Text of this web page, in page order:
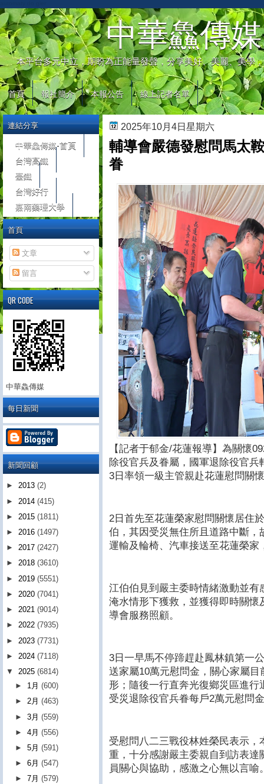
中華鱻傳媒
本平台多元中立，期盼為正能量發聲，分享美好、美麗、美學
首頁 報社簡介 本報公告 線上記者名單
2025年10月4日星期六
輔導會嚴德發慰問馬太
眷
【記者于郁金/花蓮報導】為關懷
除役官兵及眷屬，國軍退除役官
3日率領一級主管親赴花蓮慰問關
2日首先至花蓮榮家慰問關懷居住
伯，其因受災無住所且道路中斷
運輸及輪椅、汽車接送至花蓮榮家
江伯伯見到嚴主委時情緒激動並
淹水情形下獲救，並獲得即時關
導會服務照顧。
3日一早馬不停蹄趕赴鳳林鎮第一
送家屬10萬元慰問金，關心家屬
形；隨後一行直奔光復鄉災區進
受災退除役官兵眷每戶2萬元慰問
受慰問八二三戰役林姓榮民表示
重，十分感謝嚴主委親自到訪表
員關心與協助，感激之心無以言喻
連結分享
中華鱻傳媒-首頁
台灣高鐵
臺鐵
台灣好行
嘉南藥理大學
首頁
文章
留言
QR CODE
中華鱻傳媒
每日新聞
新聞回顧
► 2013 (2)
► 2014 (415)
► 2015 (1811)
► 2016 (1497)
► 2017 (2427)
► 2018 (3610)
► 2019 (5551)
► 2020 (7041)
► 2021 (9014)
► 2022 (7935)
► 2023 (7731)
► 2024 (7118)
▼ 2025 (6814)
► 1月(600)
►2月(463)
►3月(559)
►4月(556)
►5月(591)
►6月(547)
►7月(579)